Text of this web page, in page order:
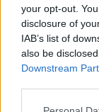
your opt-out.
disclosure of
IAB’s list of
also be
Downstream